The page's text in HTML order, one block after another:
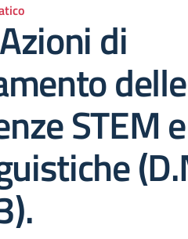
di
delle
STEM e